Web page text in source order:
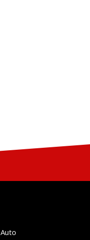
Auto